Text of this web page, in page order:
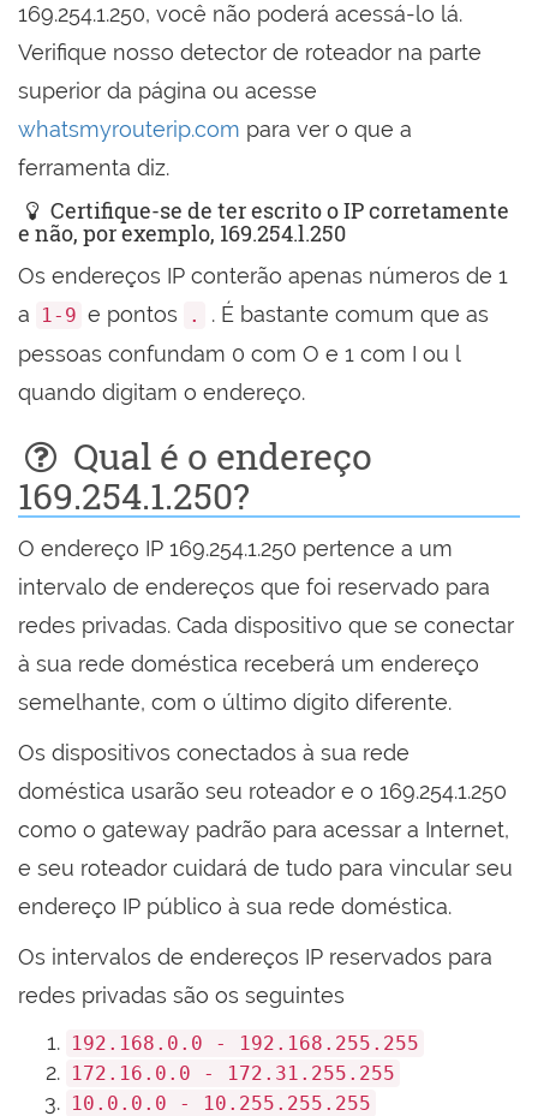
169.254.1.250, você não poderá acessá-lo lá.
Verifique nosso detector de roteador na parte
superior da página ou acesse
whatsmyrouterip.com para ver o que a
ferramenta diz.
Certifique-se de ter escrito o IP corretamente
e não, por exemplo, 169.254.l.250
Os endereços IP conterão apenas números de 1
a
1-9 e pontos .
. É bastante comum que as
pessoas confundam 0 com O e 1 com I ou l
quando digitam o endereço.
Qual é o endereço
169.254.1.250?
O endereço IP 169.254.1.250 pertence a um
intervalo de endereços que foi reservado para
redes privadas. Cada dispositivo que se conectar
à sua rede doméstica receberá um endereço
semelhante, com o último dígito diferente.
Os dispositivos conectados à sua rede
doméstica usarão seu roteador e o 169.254.1.250
como o gateway padrão para acessar a Internet,
e seu roteador cuidará de tudo para vincular seu
endereço IP público à sua rede doméstica.
Os intervalos de endereços IP reservados para
redes privadas são os seguintes
192.168.0.0 - 192.168.255.255
172.16.0.0 - 172.31.255.255
10.0.0.0 - 10.255.255.255